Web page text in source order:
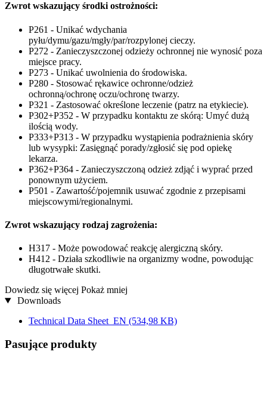
Zwrot wskazujący środki ostrożności:
P261 - Unikać wdychania
pyłu/dymu/gazu/mgły/par/rozpylonej cieczy.
P272 - Zanieczyszczonej odzieży ochronnej nie wynosić poza
miejsce pracy.
P273 - Unikać uwolnienia do środowiska.
P280 - Stosować rękawice ochronne/odzież
ochronną/ochronę oczu/ochronę twarzy.
P321 - Zastosować określone leczenie (patrz na etykiecie).
P302+P352 - W przypadku kontaktu ze skórą: Umyć dużą
ilością wody.
P333+P313 - W przypadku wystąpienia podrażnienia skóry
lub wysypki: Zasięgnąć porady/zgłosić się pod opiekę
lekarza.
P362+P364 - Zanieczyszczoną odzież zdjąć i wyprać przed
ponownym użyciem.
P501 - Zawartość/pojemnik usuwać zgodnie z przepisami
miejscowymi/regionalnymi.
Zwrot wskazujący rodzaj zagrożenia:
H317 - Może powodować reakcję alergiczną skóry.
H412 - Działa szkodliwie na organizmy wodne, powodując
długotrwałe skutki.
Dowiedz się więcej Pokaż mniej
Downloads
Technical Data Sheet_EN (534,98 KB)
Pasujące produkty